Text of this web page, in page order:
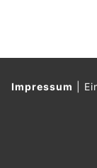
Impressum